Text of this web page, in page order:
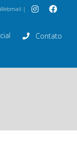
Webmail |
Contato